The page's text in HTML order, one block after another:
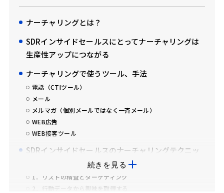
ナーチャリングとは？
SDRインサイドセールスにとってナーチャリングは
生産性アップにつながる
ナーチャリングで使うツール、手法
電話（CTIツール）
メール
メルマガ（個別メールではなく一斉メール）
WEB広告
WEB接客ツール
SDRインサイドセールスのナーチャリングテクニッ
1．リストの精査とターゲティング
2．行動データから興味を取得する
続きを見る